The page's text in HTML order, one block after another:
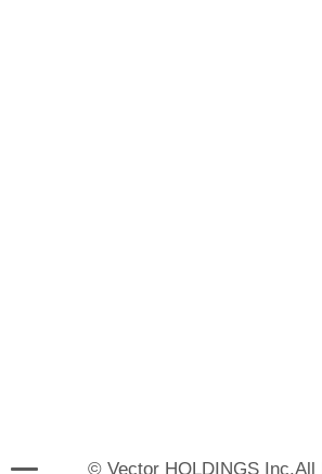
© Vector HOLDINGS Inc.All